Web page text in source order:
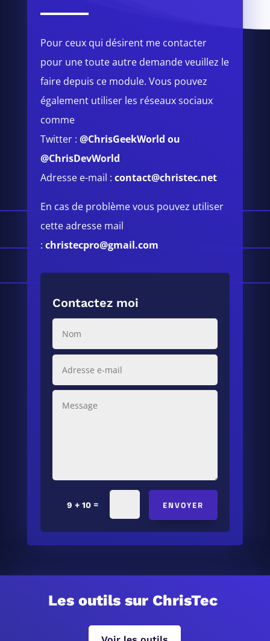
Pour ceux qui désirent me contacter
pour une toute autre demande veuillez le
faire depuis ce module.Vous pouvez
également utiliser les réseaux sociaux
comme
Twitter :@ChrisGeekWorld ou
@ChrisDevWorld
Adresse e-mail :contact@christec.net
En cas de problème vous pouvez utiliser
cette adresse mail
:christecpro@gmail.com
Contactez moi
9 + 10= ENVOYER
Les outils sur ChrisTec